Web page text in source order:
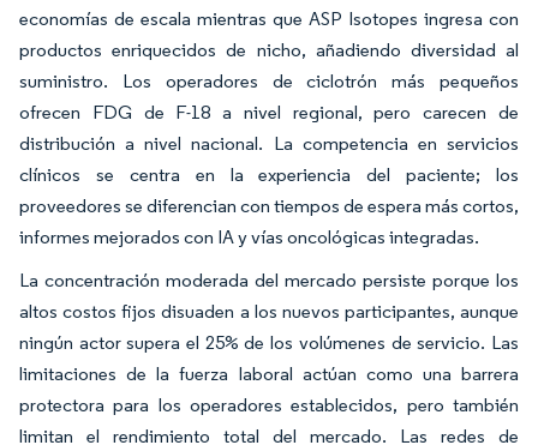
economías de escala mientras que ASP Isotopes ingresa con
productos enriquecidos de nicho, añadiendo diversidad al
suministro. Los operadores de ciclotrón más pequeños
ofrecen FDG de F-18 a nivel regional, pero carecen de
distribución a nivel nacional. La competencia en servicios
clínicos se centra en la experiencia del paciente; los
proveedores se diferencian con tiempos de espera más cortos,
informes mejorados con IA y vías oncológicas integradas.
La concentración moderada del mercado persiste porque los
altos costos fijos disuaden a los nuevos participantes, aunque
ningún actor supera el 25% de los volúmenes de servicio. Las
limitaciones de la fuerza laboral actúan como una barrera
protectora para los operadores establecidos, pero también
limitan el rendimiento total del mercado. Las redes de